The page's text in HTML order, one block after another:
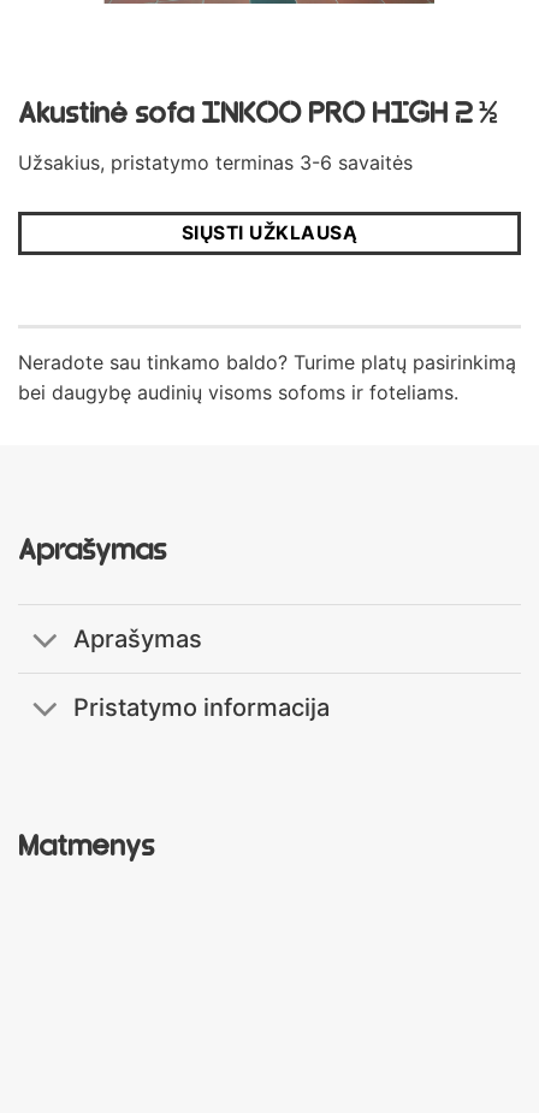
Akustinė sofa INKOO PRO HIGH 2 ½
Užsakius, pristatymo terminas 3-6 savaitės
SIŲSTI UŽKLAUSĄ
Neradote sau tinkamo baldo? Turime platų pasirinkimą
bei daugybę audinių visoms sofoms ir foteliams.
Matmenys
Aprašymas
Aprašymas
Pristatymo informacija